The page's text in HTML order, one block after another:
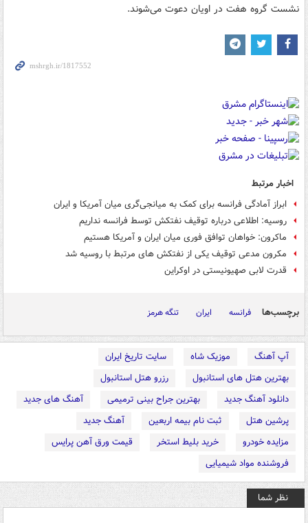
نشست گروه هفت در اویان دعوت می‌شوند.
اخبار مرتبط
ابراز آمادگی فرانسه برای کمک به میانجی‌گری میان آمریکا و ایران
روسیه: اطلاعی درباره توقیف نفتکش توسط فرانسه نداریم
ماکرون: خواهان توافق فوری میان ایران و آمریکا هستیم
مکرون مدعی توقیف یکی از نفتکش های مرتبط با روسیه شد
قدرت لابی صهیونیستی در اوکراین
برچسب‌ها فرانسه ایران تنگه هرمز
آپ آهنگ موزیک شاه
سایت تاریخ ایران
بهترین هتل های استانبول
رزرو هتل استانبول
دانلود آهنگ جدید
بهترین جراح بینی ترمیمی
آهنگ های جدید
پرشین هتل
ثبت نام بیمه اربعین
آهنگ جدید
مزایده خودرو
خرید بلیط استخر
قیمت ورق آهن پرایس
فروشنده مواد شیمیایی
نظر شما